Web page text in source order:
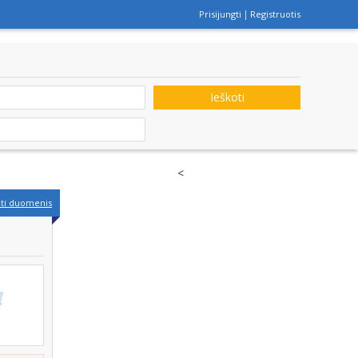
Prisijungti Registruotis
Ieškoti
duomenis
<